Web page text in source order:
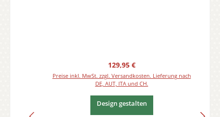
Regulärer Preis:
129,95 €
Preise inkl. MwSt. zzgl. Versandkosten. Lieferung nach
DE, AUT, ITA und CH.
Design gestalten